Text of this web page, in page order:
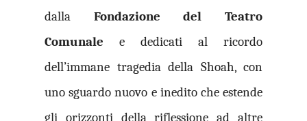
dalla Fondazione del Teatro
Comunale e
dedicati al ricordo
dell’immane tragedia della Shoah, con
uno sguardo nuovo e inedito che estende
gli orizzonti della riflessione ad altre